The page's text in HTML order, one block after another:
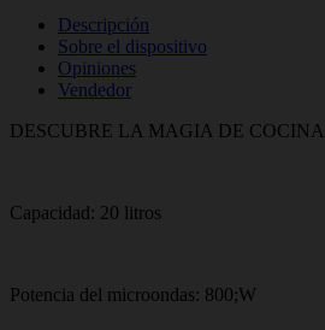
Descripción
Sobre el dispositivo
Opiniones
Vendedor
DESCUBRE LA MAGIA DE
Capacidad: 20 litros
Potencia del microondas: 800;W